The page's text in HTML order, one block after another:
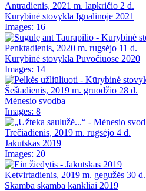
Antradienis, 2021 m. lapkričio 2 d.
Kūrybinė stovykla Ignalinoje 2021
Images: 16
Penktadienis, 2020 m. rugsėjo 11 d.
Kūrybinė stovykla Puvočiuose 2020
Images: 14
Šeštadienis, 2019 m. gruodžio 28 d.
Mėnesio svodba
Images: 8
Trečiadienis, 2019 m. rugsėjo 4 d.
Jakutskas 2019
Images: 20
Ketvirtadienis, 2019 m. gegužės 30 d.
Skamba skamba kankliai 2019